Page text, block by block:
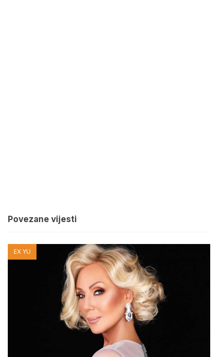
Povezane vijesti
EX YU